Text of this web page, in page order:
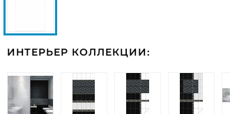
ИНТЕРЬЕР КОЛЛЕКЦИИ: